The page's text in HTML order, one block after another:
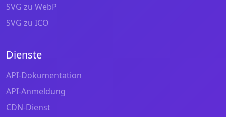
SVG zu WebP
SVG zu ICO
Dienste
API-Dokumentation
API-Anmeldung
CDN-Dienst